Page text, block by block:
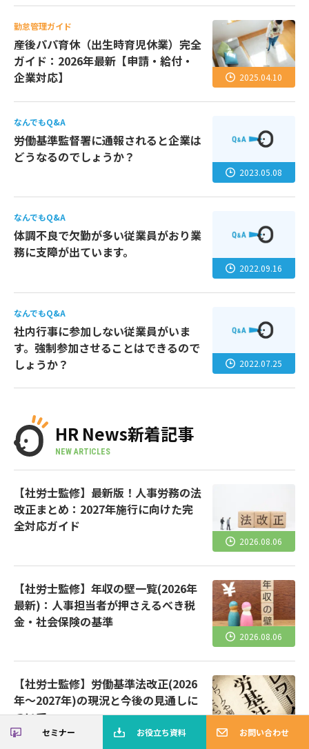
セミナー お役立ち資料 お問い合わせ
勤怠管理ガイド
産後パパ育休（出生時育児休業）完全
ガイド：2026年最新【申請・給付・
企業対応】
2025.04.10
なんでもQ&A
労働基準監督署に通報されると企業は
どうなるのでしょうか？
2023.05.08
なんでもQ&A
体調不良で欠勤が多い従業員がおり業
務に支障が出ています。
2022.09.16
なんでもQ&A
社内行事に参加しない従業員がいま
す。強制参加させることはできるので
しょうか？
2022.07.25
HR News新着記事
NEW ARTICLES
【社労士監修】最新版！人事労務の法
改正まとめ：2027年施行に向けた完
全対応ガイド
2026.08.06
【社労士監修】年収の壁一覧(2026年
最新)：人事担当者が押さえるべき税
金・社会保険の基準
2026.08.06
【社労士監修】労働基準法改正(2026
年～2027年)の現況と今後の見通しに
ついて
2026.04.28